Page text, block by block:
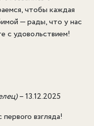
чтобы каждая
— рады, что у нас
с удовольствием!
–13.12.2025
взгляда!